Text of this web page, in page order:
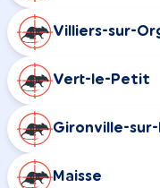
Villiers-sur-
Vert-le-Petit
Gironville-sur-
Maisse